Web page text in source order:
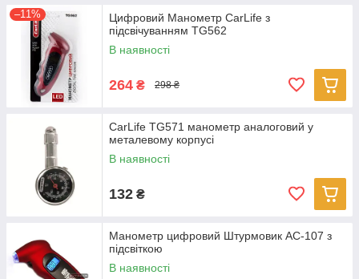
–11%
Цифровий Манометр CarLife з
підсвічуванням TG562
В наявності
264 ₴ 298 ₴
CarLife TG571 манометр аналоговий у
металевому корпусі
В наявності
132 ₴
Манометр цифровий Штурмовик AC-107 з
підсвіткою
В наявності